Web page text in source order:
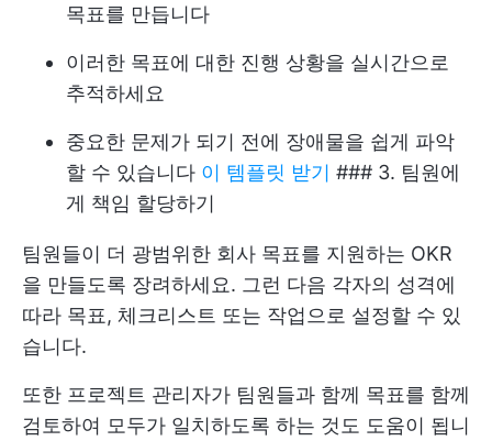
목표를 만듭니다
이러한 목표에 대한 진행 상황을 실시간으로
추적하세요
중요한 문제가 되기 전에 장애물을 쉽게 파악
할 수 있습니다 이 템플릿 받기 ### 3. 팀원에
게 책임 할당하기
팀원들이 더 광범위한 회사 목표를 지원하는 OKR
을 만들도록 장려하세요. 그런 다음 각자의 성격에
따라 목표, 체크리스트 또는 작업으로 설정할 수 있
습니다.
또한 프로젝트 관리자가 팀원들과 함께 목표를 함께
검토하여 모두가 일치하도록 하는 것도 도움이 됩니